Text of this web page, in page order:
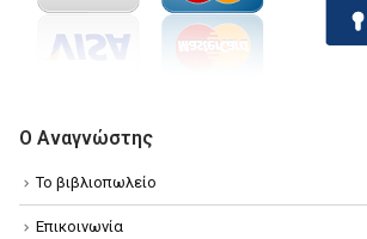
Ο Αναγνώστης
Το βιβλιοπωλείο
Επικοινωνία